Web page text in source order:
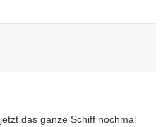
jetzt das ganze Schiff nochmal